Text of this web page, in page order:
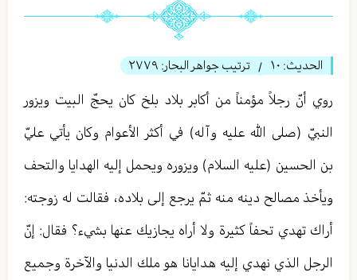
الحديث: ١۰ / ترتيب جواهر البحار: ٢٧٧٩
روي أنّ رجلاً مؤمناً من أكابر بلاد بلخ كان يحجّ البيت ويزور
النبيّ (صلى الله عليه وآله) في أكثر الأعوام وكان يأتي عليّ
بن الحسين (عليه السلام) ويزوره ويحمل إليه الهدايا والتحف
ويأخذ مصالح دينه منه ثمّ يرجع إلى بلاده، فقالت له زوجته:
أراك تهدي تحفاً كثيرة ولا أراه يجازيك عنها بشي‏ء؟ فقال: إنّ
الرجل الذي نهدي إليه هدايانا هو ملك الدنيا والآخرة وجميع